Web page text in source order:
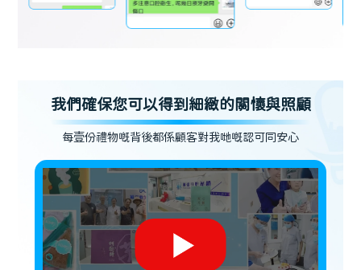
我們確保您可以得到細緻的關懷與照顧
每壹份禮物嘅背後都係顧客對我哋嘅認可同安心